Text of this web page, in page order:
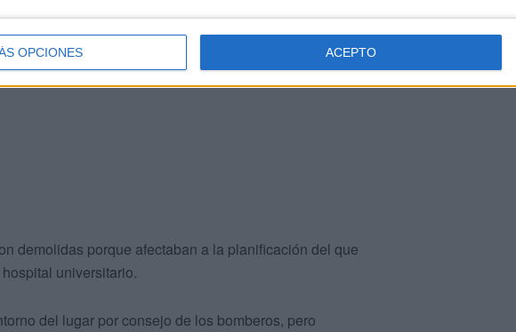
OPCIONES ACEPTO
origen de los desprendimientos lleva más de 20 años
pesa y máscuando llueve, entoncesla tierra va
demolidas porque afectaban a la planificación del que
universitario.
del lugar por consejo de los bomberos, pero